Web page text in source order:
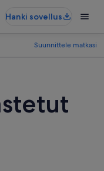
Hanki sovellus
Suunnittele matkasi